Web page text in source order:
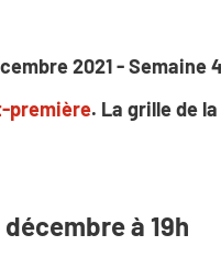
2021 - Semaine
première. La grille de
à 19h